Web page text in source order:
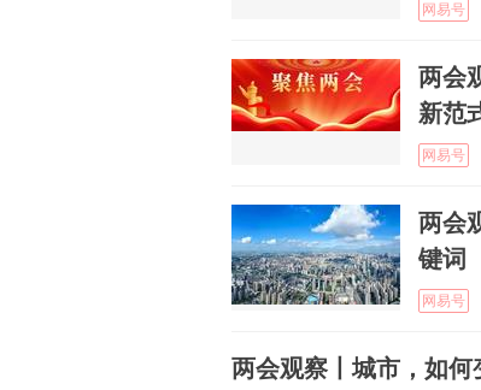
网易号
两会
新范
网易号
两会
键词
网易号
两会观察丨城市，如何